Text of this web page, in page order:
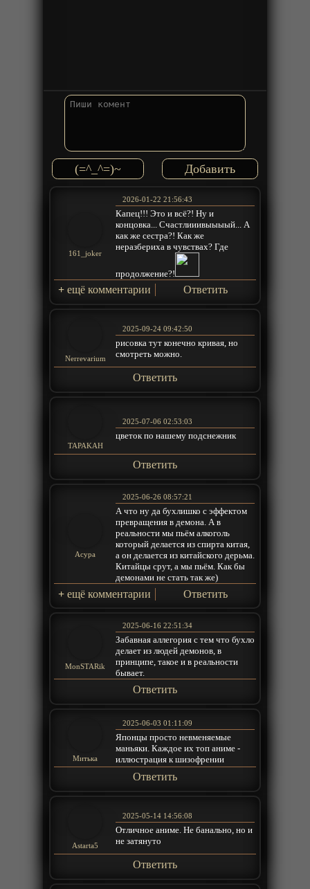
(=^_^=)~
161_joker
2026-01-22 21:56:43
Капец!!! Это и всё?! Ну и
концовка... Счастлииивыыыый... А
как же сестра?! Как же
неразбериха в чувствах? Где
продолжение?!
+ ещё комментарии Ответить
Nerrevarium
2025-09-24 09:42:50
рисовка тут конечно кривая, но
смотреть можно.
Ответить
TAPAKAH
2025-07-06 02:53:03
цветок по нашему подснежник
Ответить
Acypa
2025-06-26 08:57:21
А что ну да бухлишко с эффектом
превращения в демона. А в
реальности мы пьём алкоголь
который делается из спирта китая,
а он делается из китайского дерьма.
Китайцы срут, а мы пьём. Как бы
демонами не стать так же)
+ ещё комментарии Ответить
MonSTARik
2025-06-16 22:51:34
Забавная аллегория с тем что бухло
делает из людей демонов, в
принципе, такое и в реальности
бывает.
Ответить
Митька
2025-06-03 01:11:09
Японцы просто невменяемые
маньяки. Каждое их топ аниме -
иллюстрация к шизофрении
Ответить
Astarta5
2025-05-14 14:56:08
Отличное аниме. Не банально, но и
не затянуто
Ответить